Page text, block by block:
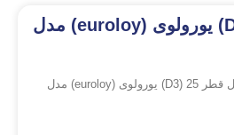
یودریل قطر 25 (D3) یورولوی (euroloy) مدل
/ یودریل قطر 25 (D3) یورولوی (euroloy) مدل